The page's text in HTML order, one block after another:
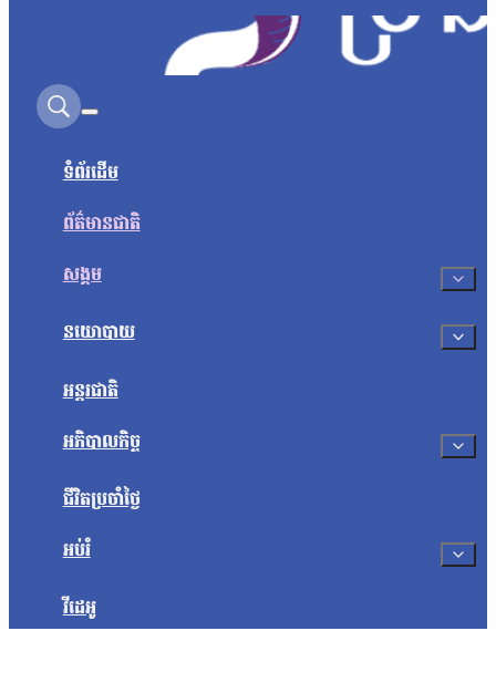
Search on this site
ទំព័រដើម
ព័ត៌មានជាតិ
សង្គម
នយោបាយ
អន្តរជាតិ
អភិបាលកិច្ច
ជីវិតប្រចាំថ្ងៃ
អប់រំ
វីដេអូ